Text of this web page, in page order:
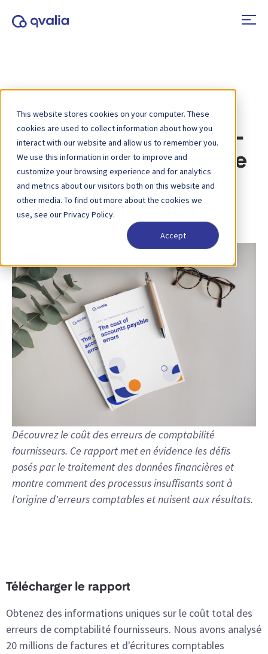
This website stores cookies on your computer. These
cookies are used to collect information about how you
interact with our website and allow us to remember you.
We use this information in order to improve and
customize your browsing experience and for analytics
and metrics about our visitors both on this website and
other media. To find out more about the cookies we
use, see our Privacy Policy.
Accept
Perte de transaction -
Le coût des erreurs de
comptabilité
fournisseurs
Découvrez le coût des erreurs de comptabilité
fournisseurs. Ce rapport met en évidence les défis
posés par le traitement des données financières et
montre comment des processus insuffisants sont à
l'origine d'erreurs comptables et nuisent aux résultats.
Télécharger le rapport
Obtenez des informations uniques sur le coût total des
erreurs de comptabilité fournisseurs. Nous avons analysé
20 millions de factures et d'écritures comptables